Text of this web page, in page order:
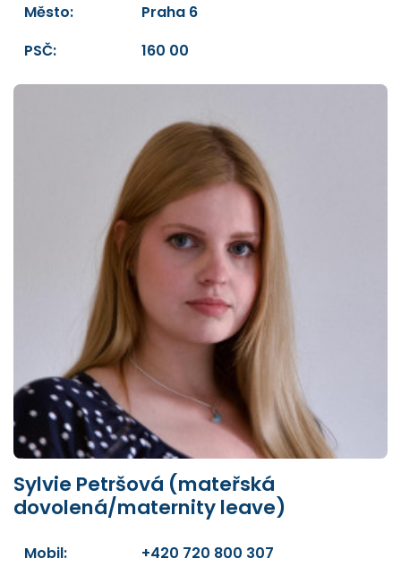
Město:
Praha 6
PSČ:
160 00
Sylvie Petršová (mateřská
dovolená/maternity leave)
Mobil: +420 720 800 307